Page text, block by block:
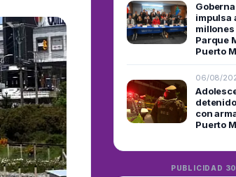
impulsa
millones
Parque
Puerto
06/08/
con
Puerto
PUBLICIDAD